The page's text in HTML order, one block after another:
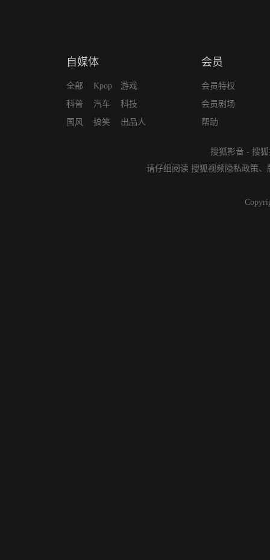
自媒体
全部
科普
国风
Kpop
汽车
搞笑
游戏
科技
出品人
会员
会员特权
会员剧场
帮助
搜狐影音 - 搜
请仔细阅读 搜狐视频隐私政策、